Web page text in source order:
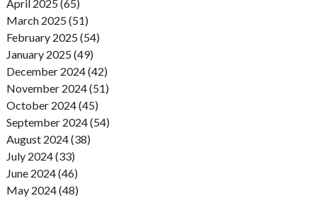
April 2025 (65)
March 2025 (51)
February 2025 (54)
January 2025 (49)
December 2024 (42)
November 2024 (51)
October 2024 (45)
September 2024 (54)
August 2024 (38)
July 2024 (33)
June 2024 (46)
May 2024 (48)